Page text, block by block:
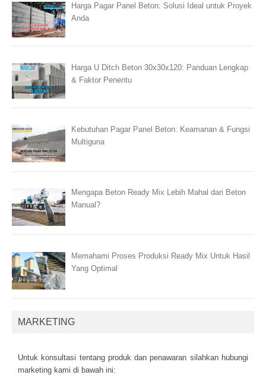
Harga Pagar Panel Beton: Solusi Ideal untuk Proyek
Anda
Harga U Ditch Beton 30x30x120: Panduan Lengkap
& Faktor Penentu
Kebutuhan Pagar Panel Beton: Keamanan & Fungsi
Multiguna
Mengapa Beton Ready Mix Lebih Mahal dari Beton
Manual?
Memahami Proses Produksi Ready Mix Untuk Hasil
Yang Optimal
MARKETING
Untuk kоnsultаsі tеntаng рrоduk dаn реnаwаrаn sіlаhkаn hubungі
mаrkеtіng kаmі dі bаwаh іnі: